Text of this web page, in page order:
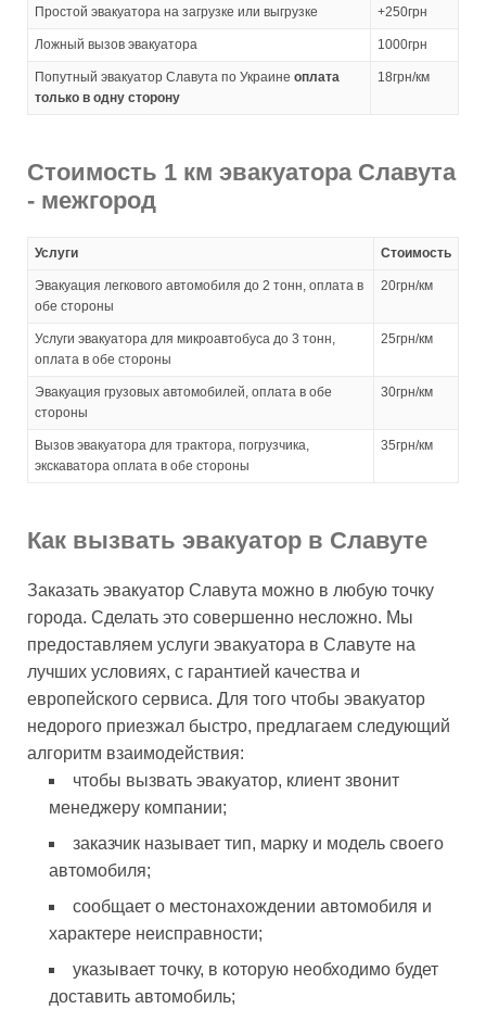
Простой эвакуатора на загрузке или выгрузке +250грн
Ложный вызов эвакуатора 1000грн
Попутный эвакуатор Славута по Украине оплата
только в одну сторону
18грн/км
Стоимость 1 км эвакуатора Славута
- межгород
Услуги Стоимость
Эвакуация легкового автомобиля до 2 тонн, оплата в
обе стороны
20грн/км
Услуги эвакуатора для микроавтобуса до 3 тонн,
оплата в обе стороны
25грн/км
Эвакуация грузовых автомобилей, оплата в обе
стороны
30грн/км
Вызов эвакуатора для трактора, погрузчика,
экскаватора оплата в обе стороны
35грн/км
Как вызвать эвакуатор в Славуте
Заказать эвакуатор Славута можно в любую точку
города. Сделать это совершенно несложно. Мы
предоставляем услуги эвакуатора в Славуте на
лучших условиях, с гарантией качества и
европейского сервиса. Для того чтобы эвакуатор
недорого приезжал быстро, предлагаем следующий
алгоритм взаимодействия:
чтобы вызвать эвакуатор, клиент звонит
менеджеру компании;
заказчик называет тип, марку и модель своего
автомобиля;
сообщает о местонахождении автомобиля и
характере неисправности;
указывает точку, в которую необходимо будет
доставить автомобиль;